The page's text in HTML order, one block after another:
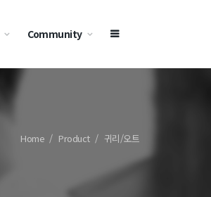
Community
Home Product 귀리/오트